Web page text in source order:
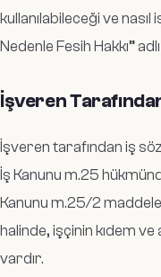
kullanılabileceği ve nasıl
Nedenle Fesih Hakkı”
İşveren
İşveren tarafından iş
İş Kanunu m.25
Kanunu m.25/2
halinde, işçinin kıdem
vardır.